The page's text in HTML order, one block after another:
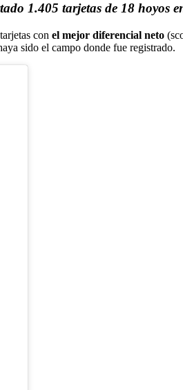
1.405 tarjetas de 18 hoyos
con el mejor diferencial neto
sido el campo donde fue registrado.